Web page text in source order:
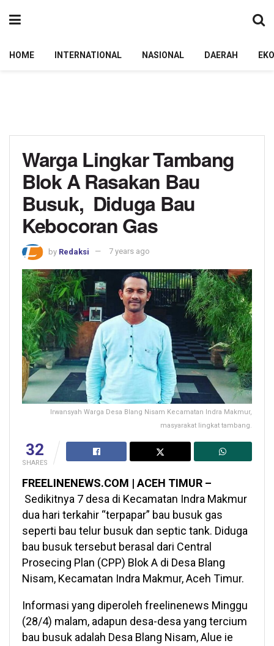
HOME INTERNATIONAL NASIONAL DAERAH
Warga Lingkar Tambang
Blok A Rasakan Bau
Busuk, Diduga Bau
Kebocoran Gas
by Redaksi 7 years ago
Irwansyah Warga Desa Blang Nisam Kecamatan Indra Makmur,
masyarakat lingkat tambang.
32
SHARES
FREELINENEWS.COM | ACEH TIMUR –
Sedikitnya 7 desa di Kecamatan Indra Makmur
dua hari terkahir “terpapar” bau busuk gas
seperti bau telur busuk dan septic tank. Diduga
bau busuk tersebut berasal dari Central
Prosecing Plan (CPP) Blok A di Desa Blang
Nisam, Kecamatan Indra Makmur, Aceh Timur.
Informasi yang diperoleh freelinenews Minggu
(28/4) malam, adapun desa-desa yang tercium
bau busuk adalah Desa Blang Nisam, Alue ie